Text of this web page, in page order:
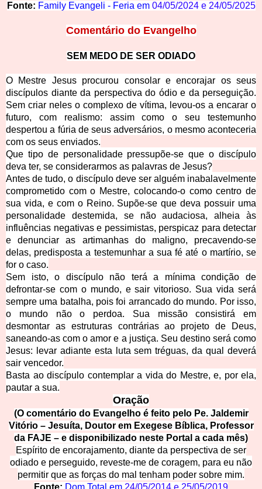
Fonte: Family Evangeli - Feria em 04/05/2024 e 24/05/2025
Comentário do Evangelho
SEM MEDO DE SER ODIADO
O Mestre Jesus procurou consolar e encorajar os seus
discípulos diante da perspectiva do ódio e da perseguição.
Sem criar neles o complexo de vítima, levou-os a encarar o
futuro, com realismo: assim como o seu testemunho
despertou a fúria de seus adversários, o mesmo aconteceria
com os seus enviados.
Que tipo de personalidade pressupõe-se que o discípulo
deva ter, se considerarmos as palavras de Jesus?
Antes de tudo, o discípulo deve ser alguém inabalavelmente
comprometido com o Mestre, colocando-o como centro de
sua vida, e com o Reino. Supõe-se que deva possuir uma
personalidade destemida, se não audaciosa, alheia às
influências negativas e pessimistas, perspicaz para detectar
e denunciar as artimanhas do maligno, precavendo-se
delas, predisposta a testemunhar a sua fé até o martírio, se
for o caso.
Sem isto, o discípulo não terá a mínima condição de
defrontar-se com o mundo, e sair vitorioso. Sua vida será
sempre uma batalha, pois foi arrancado do mundo. Por isso,
o mundo não o perdoa. Sua missão consistirá em
desmontar as estruturas contrárias ao projeto de Deus,
saneando-as com o amor e a justiça. Seu destino será como
Jesus: levar adiante esta luta sem tréguas, da qual deverá
sair vencedor.
Basta ao discípulo contemplar a vida do Mestre, e, por ela,
pautar a sua.
Oração
(O comentário do Evangelho é feito pelo Pe. Jaldemir
Vitório – Jesuíta, Doutor em Exegese Bíblica, Professor
da FAJE – e disponibilizado neste Portal a cada mês)
Espírito de encorajamento, diante da perspectiva de ser
odiado e perseguido, reveste-me de coragem, para eu não
permitir que as forças do mal tenham poder sobre mim.